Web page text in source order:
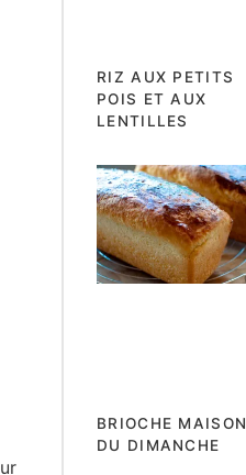
RIZ AUX PETITS
POIS ET AUX
LENTILLES
BRIOCHE MAISON
DU DIMANCHE